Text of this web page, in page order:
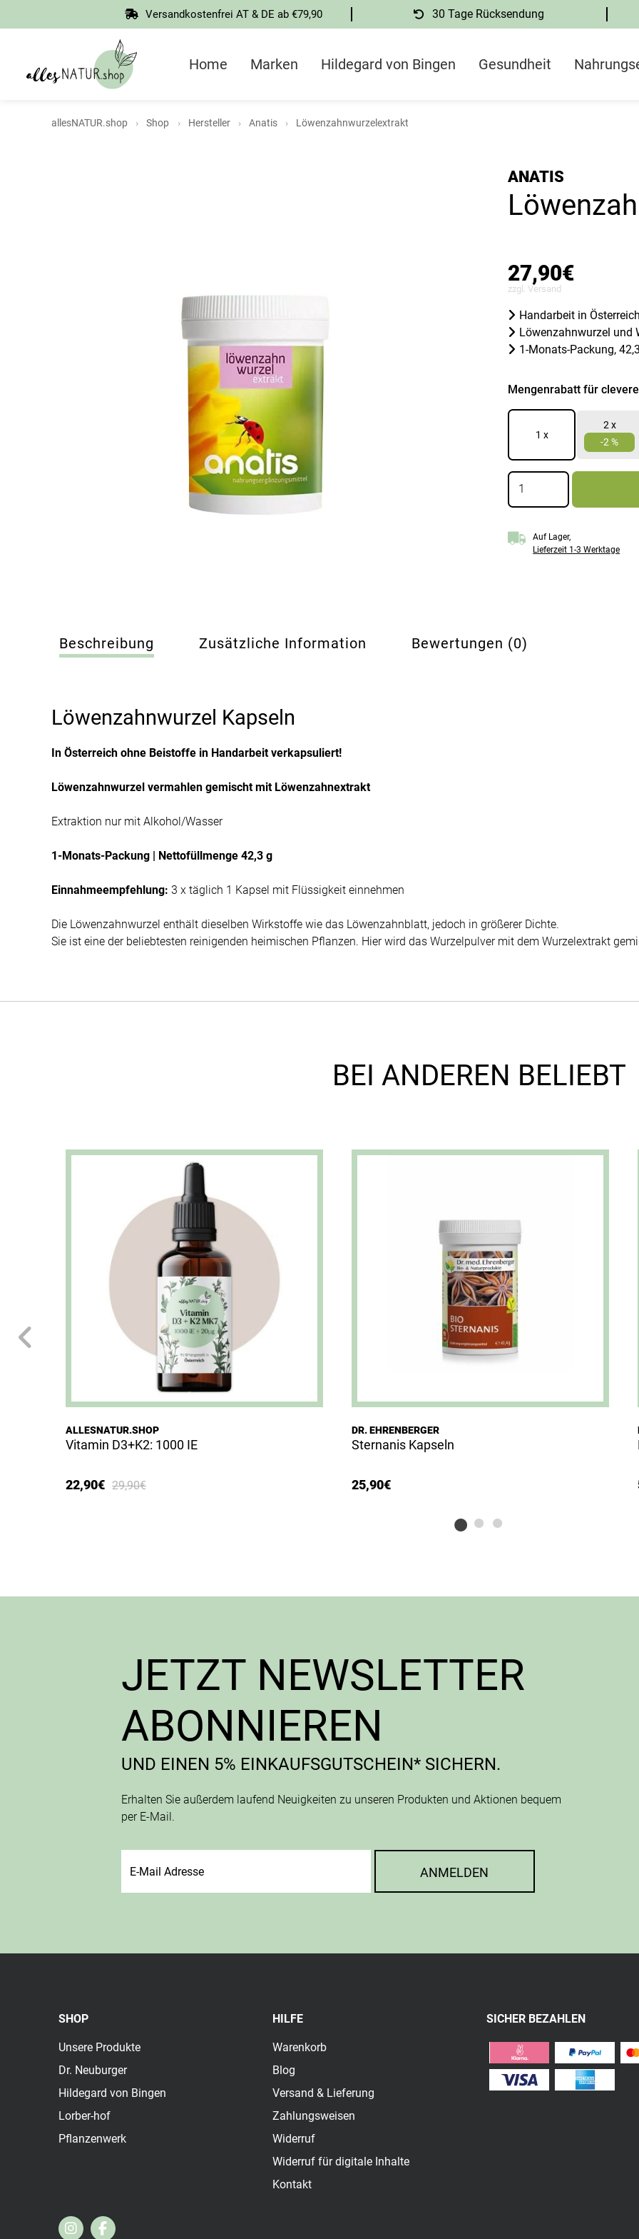
Versandkostenfrei AT & DE ab €79,90 30 Tage Rücksendung
Home Marken Hildegard von Bingen Gesundheit
allesNATUR.shop Shop Hersteller Anatis Löwenzahnwurzelextrakt
ANATIS
27,90€
zzgl. Versand
Handarbeit in Österreich
Löwenzahnwurzel und
1-Monats-Packung,
Mengenrabatt für
1 x
-2 %
2 x
Auf Lager,
Lieferzeit 1-3 Werktage
Beschreibung Zusätzliche Information Bewertungen (0)
Löwenzahnwurzel Kapseln
In Österreich ohne Beistoffe in Handarbeit verkapsuliert!
Löwenzahnwurzel vermahlen gemischt mit Löwenzahnextrakt
Extraktion nur mit Alkohol/Wasser
1-Monats-Packung | Nettofüllmenge 42,3 g
Einnahmeempfehlung: 3 x täglich 1 Kapsel mit Flüssigkeit einnehmen
Die Löwenzahnwurzel enthält dieselben Wirkstoffe wie das Löwenzahnblatt, jedoch in größerer Dichte.
Sie ist eine der beliebtesten reinigenden heimischen Pflanzen. Hier wird das Wurzelpulver mit dem Wurzelextrakt
BEI ANDEREN BELIEBT
ALLESNATUR.SHOP
Vitamin D3+K2: 1000 IE
29,90€
Ursprünglicher
Preis
22,90€
Aktueller
Preis
Dieses Produkt weist mehrere Varianten auf. Die Optionen können auf der Produktseite gewählt werden
DR. EHRENBERGER
Sternanis Kapseln
25,90€
JETZT NEWSLETTER
ABONNIEREN
UND EINEN 5% EINKAUFSGUTSCHEIN* SICHERN.
Erhalten Sie außerdem laufend Neuigkeiten zu unseren Produkten und Aktionen bequem
per E-Mail.
ANMELDEN
SHOP
Unsere Produkte
Dr. Neuburger
Hildegard von Bingen
Lorber-hof
Pflanzenwerk
HILFE
Warenkorb
Blog
Versand & Lieferung
Zahlungsweisen
Widerruf
Widerruf für digitale Inhalte
Kontakt
SICHER BEZAHLEN